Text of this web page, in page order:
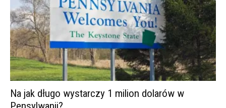
Na jak długo wystarczy 1 milion dolarów w